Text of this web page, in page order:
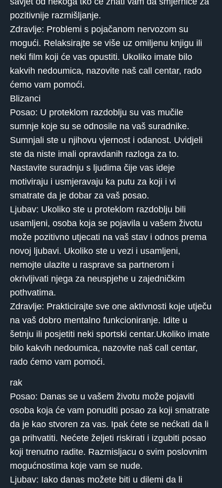
pozitivnije razmišljanje.
Zdravlje: Problemi s pojačanom nervozom su
mogući. Relaksirajte se više uz omiljenu knjigu ili
neki film koji će vas opustiti. Ukoliko imate bilo
kakvih nedoumica, nazovite naš call centar, rado
ćemo vam pomoći.
Blizanci
Posao: U proteklom razdoblju su vas mučile
sumnje koje su se odnosile na vaš suradnike.
Sumnjali ste u njihovu vjernost i odanost. Uvidjeli
ste da niste imali opravdanih razloga za to.
Nastavite suradnju s ljudima čije vas ideje
motiviraju i usmjeravaju ka putu za koji i vi
smatrate da je dobar za vaš posao.
Ljubav: Ukoliko ste u proteklom razdoblju bili
usamljeni, osoba koja se pojavila u vašem životu
može pozitivno utjecati na vaš stav i odnos prema
novoj ljubavi. Ukoliko ste u vezi i usamljeni,
nemojte ulazite u rasprave sa partnerom i
okrivljivati ​​njega za neuspjehe u zajedničkim
pothvatima.
Zdravlje: Prakticirajte sve one aktivnosti koje utječu
na vaš dobro mentalno funkcioniranje. Idite u
šetnju ili posjetiti neki sportski centar.Ukoliko imate
bilo kakvih nedoumica, nazovite naš call centar,
rado ćemo vam pomoći.
rak
Posao: Danas se u vašem životu može pojaviti
osoba koja će vam ponuditi posao za koji smatrate
da je kao stvoren za vas. Ipak ćete se nećkati da li
ga prihvatiti. Nećete željeti riskirati i izgubiti posao
koji trenutno radite. Razmisljacu o svim poslovnim
mogućnostima koje vam se nude.
Ljubav: Iako danas možete biti u dilemi da li